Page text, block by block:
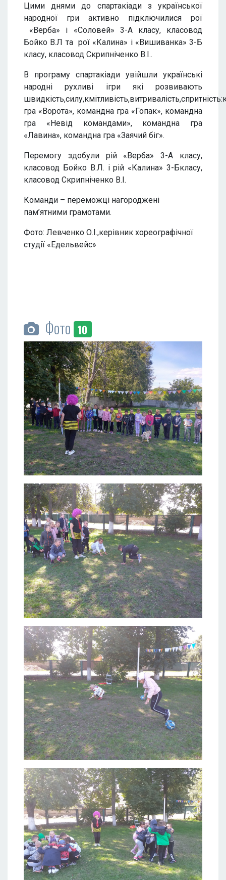
Цими днями до спартакіади з української
народної гри активно підключилися рої
«Верба» і «Соловей» 3-А класу, класовод
Бойко В.Л та рої «Калина» і «Вишиванка» 3-Б
класу, класовод Скрипніченко В.І..
В програму спартакіади увійшли українські
народні рухливі ігри які розвивають
гра «Ворота», командна гра «Гопак», командна
гра «Невід командами», командна гра
«Лавина», командна гра «Заячий біг».
Перемогу здобули рій «Верба» 3-А класу,
класовод Бойко В.Л. і рій «Калина» 3-Бкласу,
класовод Скрипніченко В.І.
Команди – переможці нагороджені
пам’ятними грамотами.
Фото: Левченко О.І.,керівник хореографічної
студії «Едельвейс»
Фото 10